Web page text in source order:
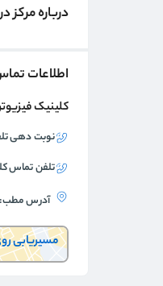
درباره مرکز
اطلاعات
کلینیک
نوبت دهی تلفنی
تلفن تماس
آدرس مطب:
مسیریابی